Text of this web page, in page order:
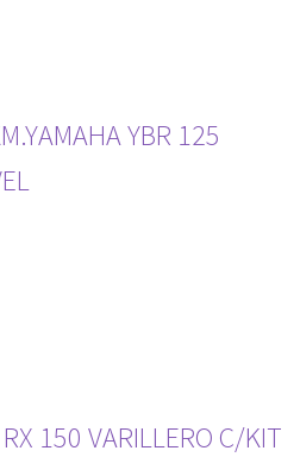
YBR 125
150 VARILLERO C/KIT